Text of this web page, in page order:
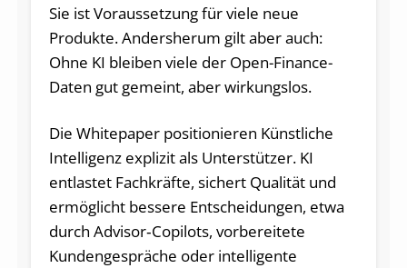
Sie ist Voraussetzung für viele neue
Produkte. Andersherum gilt aber auch:
Ohne KI bleiben viele der Open-Finance-
Daten gut gemeint, aber wirkungslos.
Die Whitepaper positionieren Künstliche
Intelligenz explizit als Unterstützer. KI
entlastet Fachkräfte, sichert Qualität und
ermöglicht bessere Entscheidungen, etwa
durch Advisor‑Copilots, vorbereitete
Kundengespräche oder intelligente